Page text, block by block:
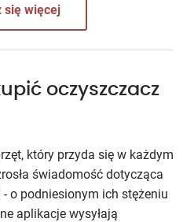
się więcej
oczyszczacz
który przyda się w każdym
świadomość dotycząca
o podniesionym ich stężeniu
aplikacje wysyłają